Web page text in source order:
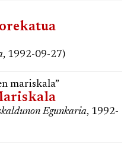
, 1992-09-27)
mariskala”
Egunkaria, 1992-